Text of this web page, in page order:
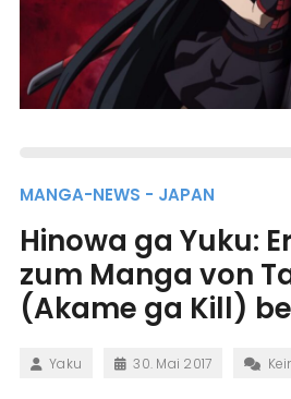
MANGA-NEWS - JAPAN
Hinowa ga Yuku:
zum Manga von
(Akame ga Kill)
Yaku 30. Mai 2017